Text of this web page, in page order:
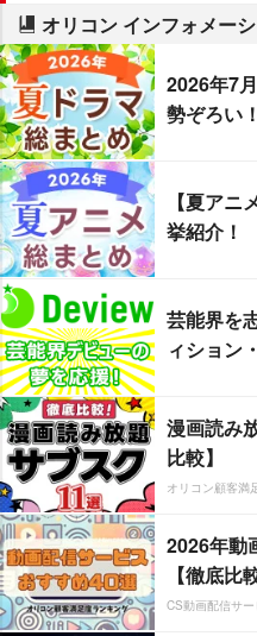
オリコン インフォメー
2026年7
勢ぞろい！
【夏ア
挙紹介！
芸能界を
ィション
漫画読み
比較】
オリコン顧客満
2026年動
【徹底比
CS動画配信サ